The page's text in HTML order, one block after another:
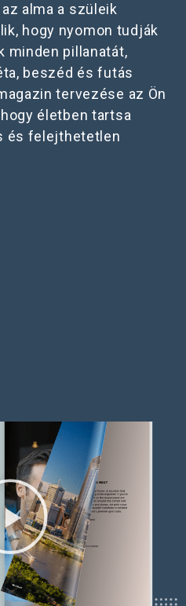
alma a szüleik
hogy nyomon tudják
minden pillanatát,
beszéd és futás
tervezése az Ön
életben tartsa
és felejthetetlen